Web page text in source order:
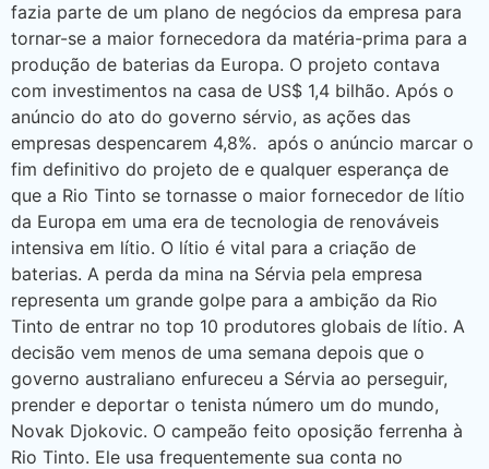
fazia parte de um plano de negócios da empresa para
tornar-se a maior fornecedora da matéria-prima para a
produção de baterias da Europa. O projeto contava
com investimentos na casa de US$ 1,4 bilhão. Após o
anúncio do ato do governo sérvio, as ações das
empresas despencarem 4,8%. após o anúncio marcar o
fim definitivo do projeto de e qualquer esperança de
que a Rio Tinto se tornasse o maior fornecedor de lítio
da Europa em uma era de tecnologia de renováveis
intensiva em lítio. O lítio é vital para a criação de
baterias. A perda da mina na Sérvia pela empresa
representa um grande golpe para a ambição da Rio
Tinto de entrar no top 10 produtores globais de lítio. A
decisão vem menos de uma semana depois que o
governo australiano enfureceu a Sérvia ao perseguir,
prender e deportar o tenista número um do mundo,
Novak Djokovic. O campeão feito oposição ferrenha à
Rio Tinto. Ele usa frequentemente sua conta no